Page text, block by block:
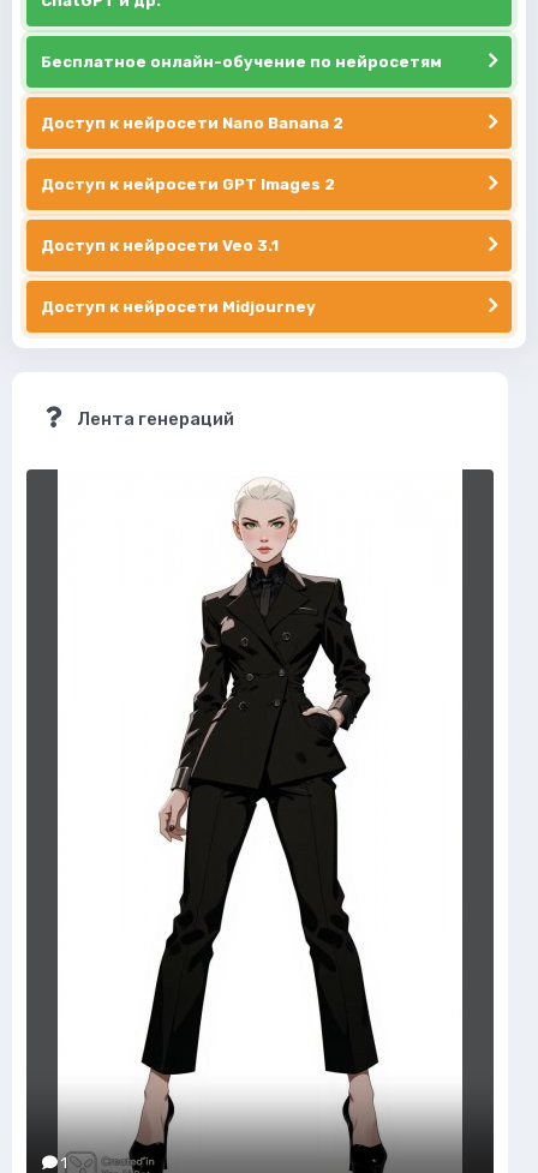
Бесплатное онлайн-обучение по нейросетям
Доступ к нейросети Nano Banana 2
Доступ к нейросети GPT Images 2
Доступ к нейросети Veo 3.1
Доступ к нейросети Midjourney
Лента генераций
1